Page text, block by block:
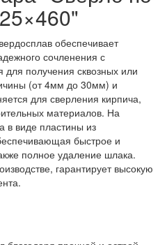
обеспечивает
сочленения с
получения сквозных или
(от 4мм до 30мм) и
для сверления кирпича,
материалов. На
в виде пластины из
быстрое и
полное удаление шлака.
гарантирует высокую